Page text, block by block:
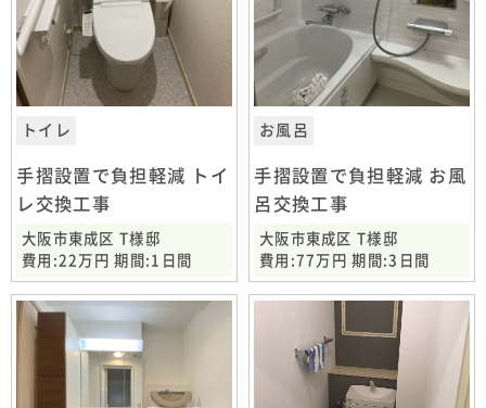
トイレ
手摺設置で負担軽減 トイ
レ交換工事
大阪市東成区 T様邸
費用:22万円 期間:1日間
お風呂
手摺設置で負担軽減 お風
呂交換工事
大阪市東成区 T様邸
費用:77万円 期間:3日間